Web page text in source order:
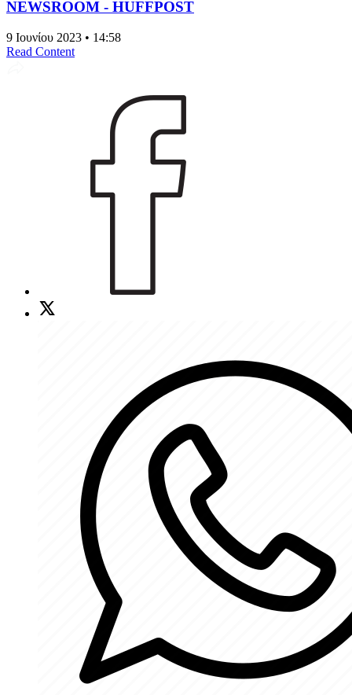
NEWSROOM - HUFFPOST
9 Ιουνίου 2023 • 14:58
Read Content